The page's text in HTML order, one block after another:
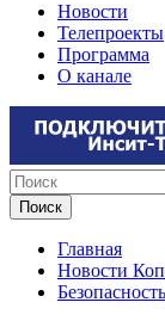
Новости
Телепроекты
Программа
О канале
Главная
Новости
Безопасность